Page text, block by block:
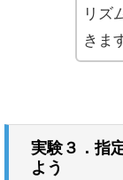
リズ
きま
実験３．指
よう